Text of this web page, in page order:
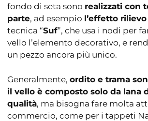
fondo di seta sono realizzati con
parte, ad esempio l’effetto rilievo
tecnica “Suf”, che usa i nodi per
vello l’elemento decorativo, e
un pezzo ancora più unico.
Generalmente, ordito e trama
il vello è composto solo da lana
qualità, ma bisogna fare molta
commercio, come per i tappeti